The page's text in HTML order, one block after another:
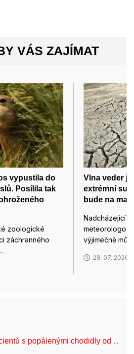
VÁS ZAJÍMAT
vypustila do
Posílila tak
zoologické
záchranného
Vlna veder
extrémní
bude na
Nadcházející
výjimečně
28. 07. 2026
s popálenými chodidly od …